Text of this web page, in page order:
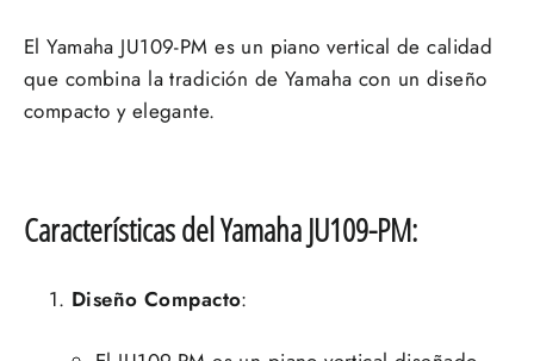
El Yamaha JU109-PM es un piano vertical de calidad
que combina la tradición de Yamaha con un diseño
compacto y elegante.
Características del Yamaha JU109-PM:
Diseño Compacto: